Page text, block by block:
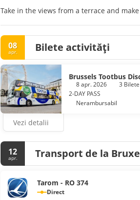
Take in the views from a terrace and
keeps you connected, and satellite
include phones and desks, and you can
Grab a bite from the snack bar/deli
breakfasts are served on weekdays from
Featured amenities include a 24-hour
08
apr. Bilete activități
Brussels Tootbus
8 apr. 2026 3 Bilete
2-DAY PASS
Nerambursabil
Vezi detalii
12
apr. Transport de la
Tarom - RO 374
Direct